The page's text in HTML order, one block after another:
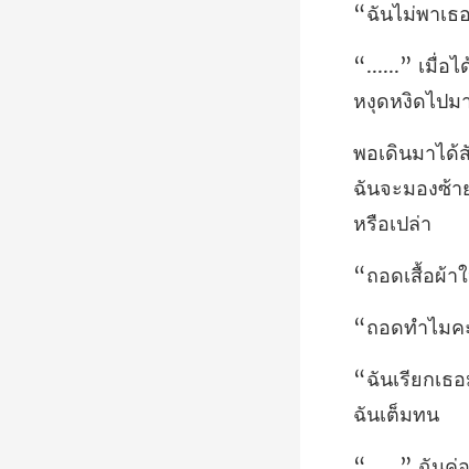
ธ
ฉันจะมองซ้า
ื้อผ้าใ